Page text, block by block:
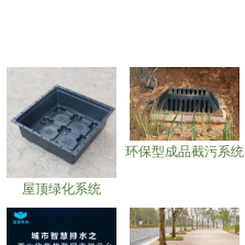
屋顶绿化系统
环保型成品截污系统